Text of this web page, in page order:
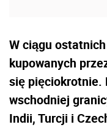
W ciągu
kupowanych
się pięciokrotnie.
wschodniej
Indii, Turcji i